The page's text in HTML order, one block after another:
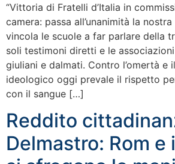
“Vittoria di Fratelli d’Italia in
camera: passa all’unanimità la
vincola le scuole a far parlare della
soli testimoni diretti e le
giuliani e dalmati. Contro l’omertà e
ideologico oggi prevale il rispetto
con il sangue […]
Reddito
Delmastro: Rom e